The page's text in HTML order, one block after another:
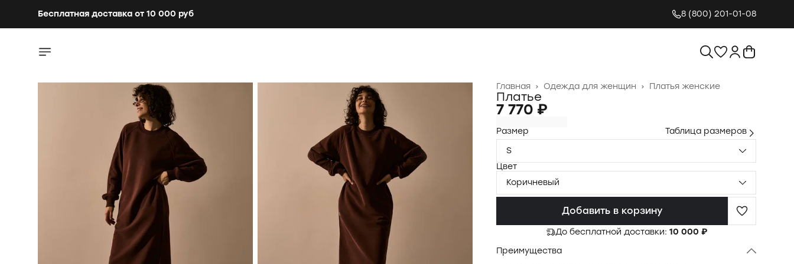
Бесплатная доставка от 10 000 руб 8 (800) 201-01-08
Платья женские
Одежда для женщин ›
Главная ›
Платье
7 770 ₽
Размер
Таблица размеров
S
Цвет
Коричневый
Добавить в корзину
До бесплатной доставки: 10 000 ₽
Преимущества